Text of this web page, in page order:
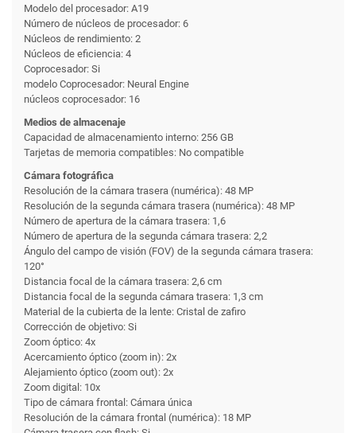
Modelo del procesador: A19
Número de núcleos de procesador: 6
Núcleos de rendimiento: 2
Núcleos de eficiencia: 4
Coprocesador: Si
modelo Coprocesador: Neural Engine
núcleos coprocesador: 16
Medios de almacenaje
Capacidad de almacenamiento interno: 256 GB
Tarjetas de memoria compatibles: No compatible
Cámara fotográfica
Resolución de la cámara trasera (numérica): 48 MP
Resolución de la segunda cámara trasera (numérica): 48 MP
Número de apertura de la cámara trasera: 1,6
Número de apertura de la segunda cámara trasera: 2,2
Ángulo del campo de visión (FOV) de la segunda cámara trasera:
120°
Distancia focal de la cámara trasera: 2,6 cm
Distancia focal de la segunda cámara trasera: 1,3 cm
Material de la cubierta de la lente: Cristal de zafiro
Corrección de objetivo: Si
Zoom óptico: 4x
Acercamiento óptico (zoom in): 2x
Alejamiento óptico (zoom out): 2x
Zoom digital: 10x
Tipo de cámara frontal: Cámara única
Resolución de la cámara frontal (numérica): 18 MP